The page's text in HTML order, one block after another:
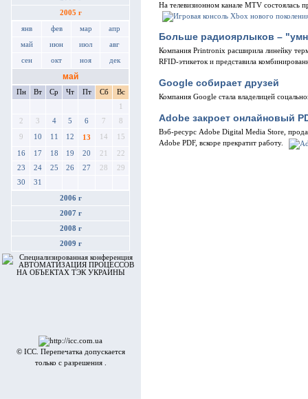
2005 г
янв фев мар апр
май июн июл авг
сен окт ноя дек
май
Пн Вт Ср Чт Пт Сб
Вс
1
2
3 4 5 6 7 8
9 10 11 12 13 14 15
16 17 18 19 20 21
22
23
24 25 26 27 28
29
30
31
2006 г
2007 г
2008 г
2009 г
© ICC. Перепечатка допускается
только с разрешения .
На телевизионном канале MTV состоялась
Больше радиоярлыков –
Компания Printronix расширила линейку
RFID-этикеток и представила
Google собирает друзей
Компания Google стала владелицей
Adobe закроет онлайновый
Вэб-ресурс Adobe Digital Media Store,
Adobe PDF, вскоре прекратит работу.